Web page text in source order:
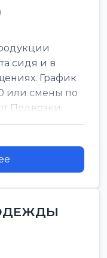
сидя и в
График
или смены по
Подвозки: